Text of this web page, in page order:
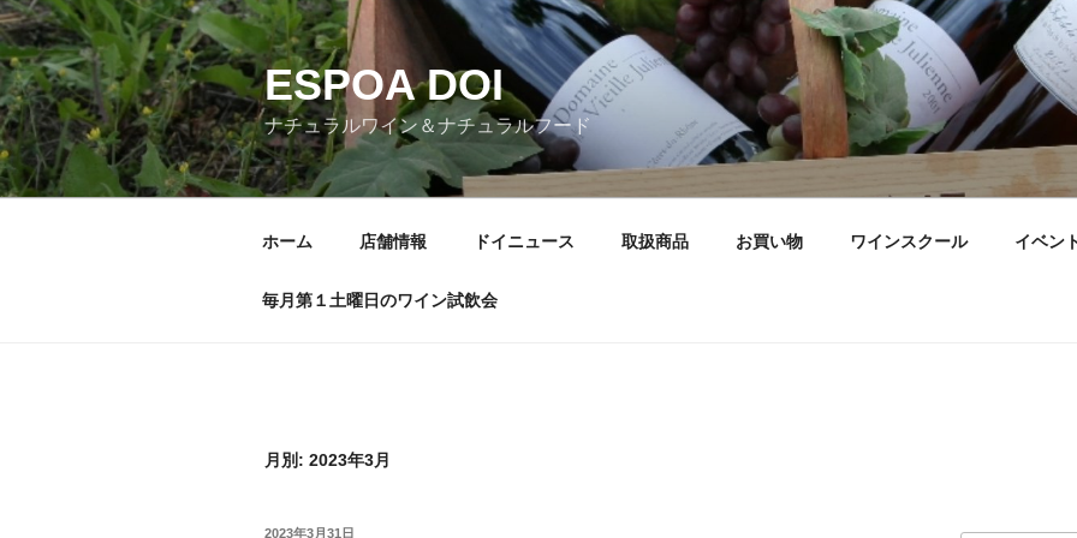
コ
ン
テ
ン
ツ
へ
ス
ESPOA DOI
ナチュラルワイン＆ナチュラルフード
ホーム 店舗情報 ドイニュース 取扱商品 お買い物 ワインスクール イベン
毎月第１土曜日のワイン試飲会
月別: 2023年3月
投
2023年3月31日